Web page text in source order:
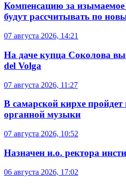
Компенсацию за
будут рассчитывать по
07 августа 2026, 14:21
На даче купца Соколова
del Volga
07 августа 2026, 11:27
В самарской кирхе
органной музыки
07 августа 2026, 10:52
Назначен и.о. ректора
06 августа 2026, 17:02